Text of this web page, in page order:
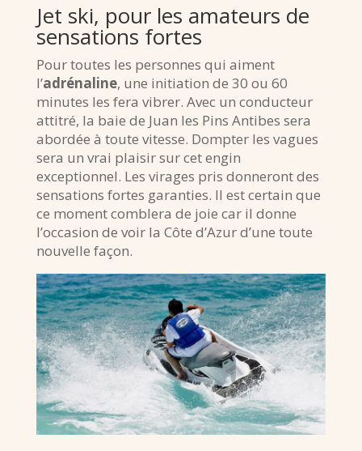
Jet ski, pour les amateurs de
sensations fortes
Pour toutes les personnes qui aiment
l’adrénaline, une initiation de 30 ou 60
minutes les fera vibrer. Avec un conducteur
attitré, la baie de Juan les Pins Antibes sera
abordée à toute vitesse. Dompter les vagues
sera un vrai plaisir sur cet engin
exceptionnel. Les virages pris donneront des
sensations fortes garanties. Il est certain que
ce moment comblera de joie car il donne
l’occasion de voir la Côte d’Azur d’une toute
nouvelle façon.